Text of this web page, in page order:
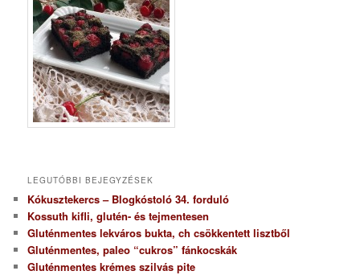
LEGUTÓBBI BEJEGYZÉSEK
Kókusztekercs – Blogkóstoló 34. forduló
Kossuth kifli, glutén- és tejmentesen
Gluténmentes lekváros bukta, ch csökkentett lisztből
Gluténmentes, paleo “cukros” fánkocskák
Gluténmentes krémes szilvás pite